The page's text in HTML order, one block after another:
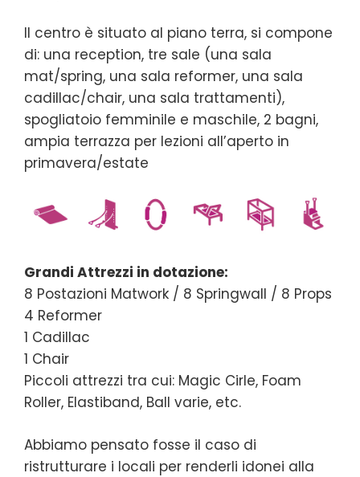
Il centro è situato al piano terra, si compone
di: una reception, tre sale (una sala
mat/spring, una sala reformer, una sala
cadillac/chair, una sala trattamenti),
spogliatoio femminile e maschile, 2 bagni,
ampia terrazza per lezioni all’aperto in
primavera/estate
Grandi Attrezzi in dotazione:
8 Postazioni Matwork / 8 Springwall / 8 Props
4 Reformer
1 Cadillac
1 Chair
Piccoli attrezzi tra cui: Magic Cirle, Foam
Roller, Elastiband, Ball varie, etc.
Abbiamo pensato fosse il caso di
ristrutturare i locali per renderli idonei alla